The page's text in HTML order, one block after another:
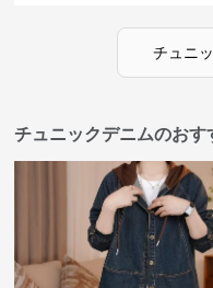
チュニ
チュニックデニムのおす